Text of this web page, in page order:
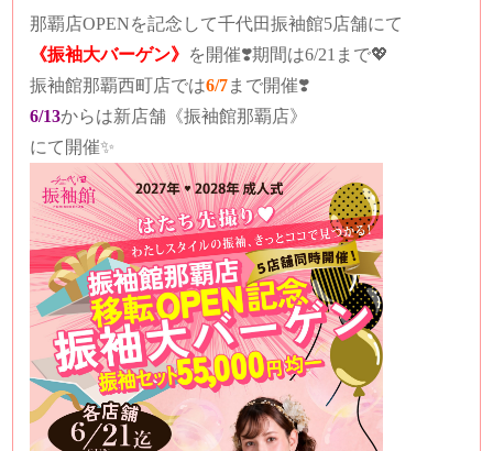
那覇店OPENを記念して千代田振袖館5店舗にて
《振袖大バーゲン》 を開催❣️期間は6/21まで💖
振袖館那覇西町店では6/7まで開催❣️
6/13からは新店舗《振袖館那覇店》
にて開催✨